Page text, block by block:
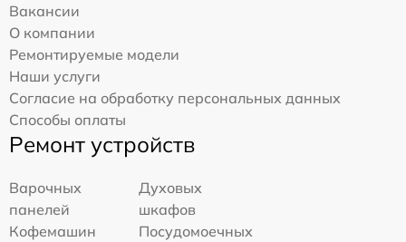
Вакансии
О компании
Ремонтируемые модели
Наши услуги
Согласие на обработку персональных данных
Способы оплаты
Ремонт устройств
Варочных
панелей
Духовых
шкафов
Кофемашин
Посудомоечных